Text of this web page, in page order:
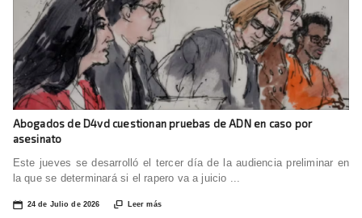
Abogados de D4vd cuestionan pruebas de ADN en caso por
asesinato
Este jueves se desarrolló el tercer día de la audiencia preliminar en
la que se determinará si el rapero va a juicio ...
📅 24 de Julio de 2026  Leer más